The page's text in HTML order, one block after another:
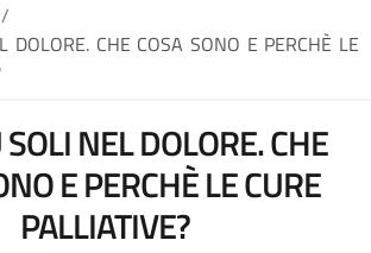
/
DOLORE. CHE COSA SONO E PERCHÈ LE
NEL DOLORE. CHE
E PERCHÈ LE CURE
PALLIATIVE?